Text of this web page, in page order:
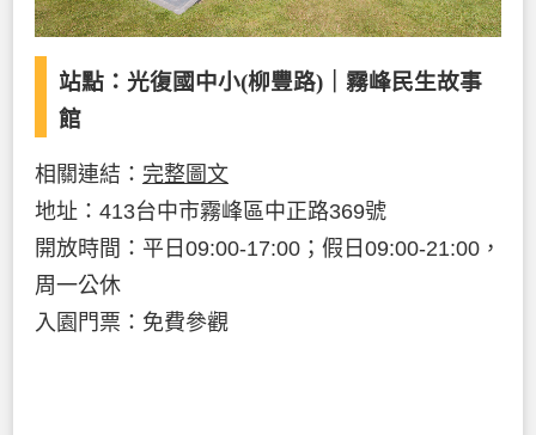
站點：光復國中小(柳豐路)｜ 霧峰民生故事
館
相關連結： 完整圖文
地址：413台中市霧峰區中正路369號
開放時間：平日09:00-17:00；假日09:00-21:00，
周一公休
入園門票：免費參觀